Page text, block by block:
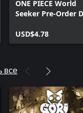
ONE PIECE World
Seeker Pre-Order
USD$4.78
все